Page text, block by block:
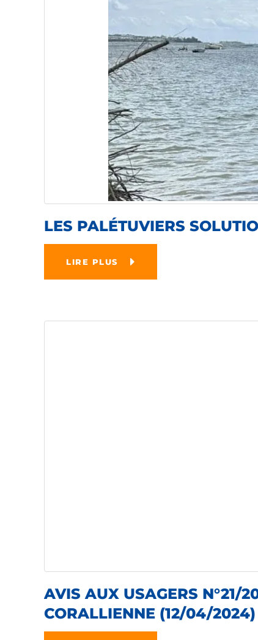
LES PALÉTUVIERS
LIRE PLUS
AVIS AUX USAGERS N°21/
CORALLIENNE (12/04/2024)